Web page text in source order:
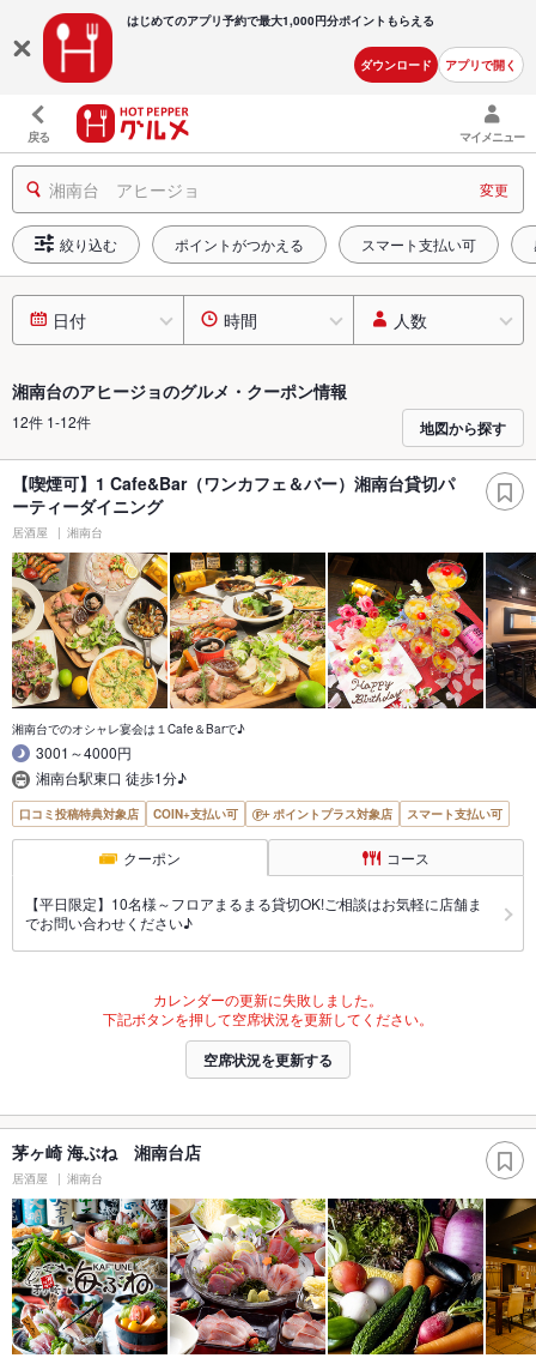
はじめてのアプリ予約で最大1,000円分ポイントもらえる
ダウンロード アプリで開く
戻る マイメニュー
湘南台 アヒージョ 変更
絞り込む ポイントがつかえる スマート支払い可
日付 時間 人数
湘南台のアヒージョのグルメ・クーポン情報
12件 1-12件 地図から探す
【喫煙可】1 Cafe&Bar（ワンカフェ＆バー）湘南台貸切パ
ーティーダイニング
居酒屋 湘南台
湘南台でのオシャレ宴会は１Cafe＆Barで♪
3001～4000円
湘南台駅東口 徒歩1分♪
口コミ投稿特典対象店 COIN+支払い可 ポイントプラス対象店 スマート支払い可
クーポン コース
【平日限定】10名様～フロアまるまる貸切OK!ご相談はお気軽に店舗ま
でお問い合わせください♪
カレンダーの更新に失敗しました。
下記ボタンを押して空席状況を更新してください。
空席状況を更新する
茅ヶ崎 海ぶね 湘南台店
居酒屋 湘南台